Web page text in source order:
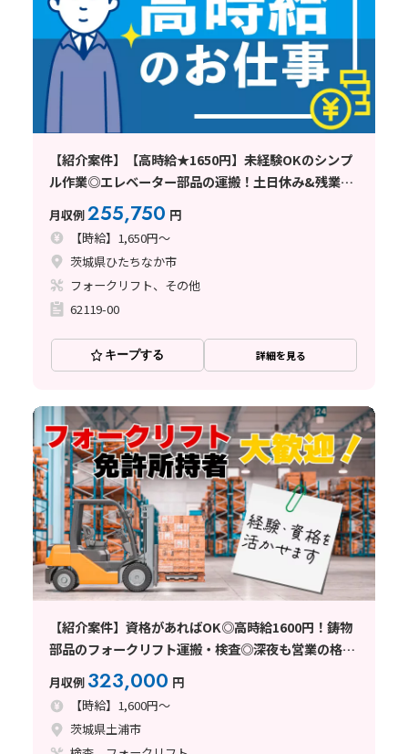
【紹介案件】【高時給★1650円】未経験OKのシンプ
ル作業◎エレベーター部品の運搬！土日休み&残業少
月収例255,750 円
【時給】1,650円～
茨城県ひたちなか市
フォークリフト、その他
62119-00
キープする 詳細を見る
【紹介案件】資格があればOK◎高時給1600円！鋳物
部品のフォークリフト運搬・検査◎深夜も営業の格安
食堂アリ☆土日休み＋長期休暇あり！
月収例 323,000 円
【時給】1,600円～
茨城県土浦市